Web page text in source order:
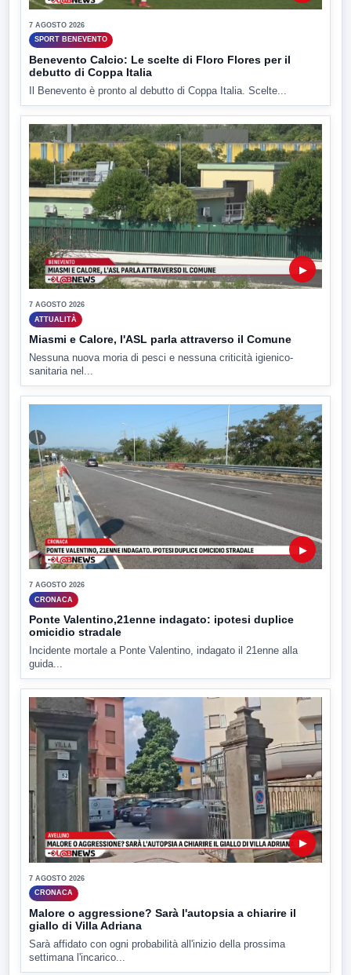
7 AGOSTO 2026
SPORT BENEVENTO
Benevento Calcio: Le scelte di Floro Flores per il
debutto di Coppa Italia
Il Benevento è pronto al debutto di Coppa Italia. Scelte...
▶
7 AGOSTO 2026
ATTUALITÀ
Miasmi e Calore, l'ASL parla attraverso il Comune
Nessuna nuova moria di pesci e nessuna criticità igienico-
sanitaria nel...
▶
7 AGOSTO 2026
CRONACA
Ponte Valentino,21enne indagato: ipotesi duplice
omicidio stradale
Incidente mortale a Ponte Valentino, indagato il 21enne alla
guida...
▶
7 AGOSTO 2026
CRONACA
Malore o aggressione? Sarà l'autopsia a chiarire il
giallo di Villa Adriana
Sarà affidato con ogni probabilità all'inizio della prossima
settimana l'incarico...